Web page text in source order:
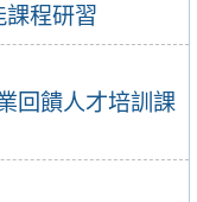
課程研習
回饋人才培訓課